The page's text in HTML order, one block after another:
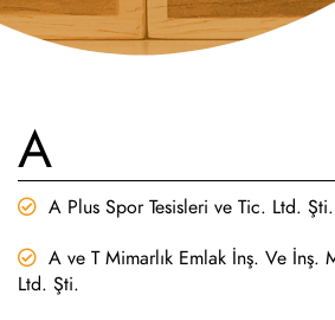
A
A Plus Spor Tesisleri ve Tic. Ltd. Şti.
A ve T Mimarlık Emlak İnş. Ve İnş.
Ltd. Şti.